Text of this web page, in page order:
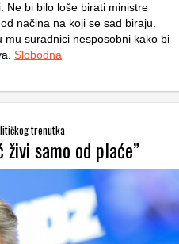
Ne bi bilo loše birati ministre
načina na koji se sad biraju.
mu suradnici nesposobni kako bi
Slobodna
trenutka
samo od plaće”